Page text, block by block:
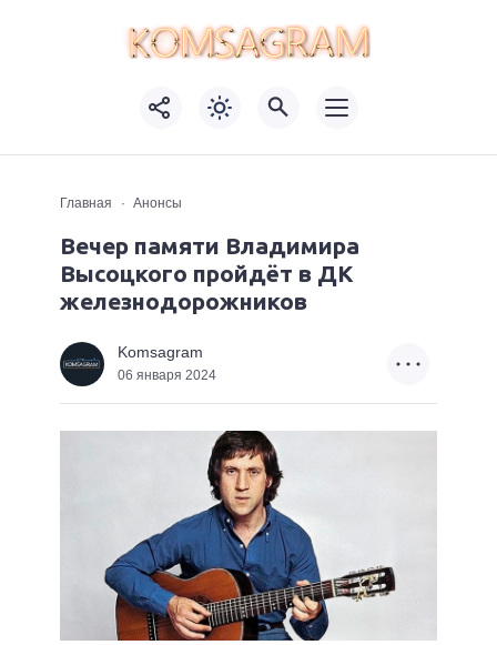
Главная Анонсы
Вечер памяти Владимира
Высоцкого пройдёт в ДК
железнодорожников
Komsagram
06 января 2024